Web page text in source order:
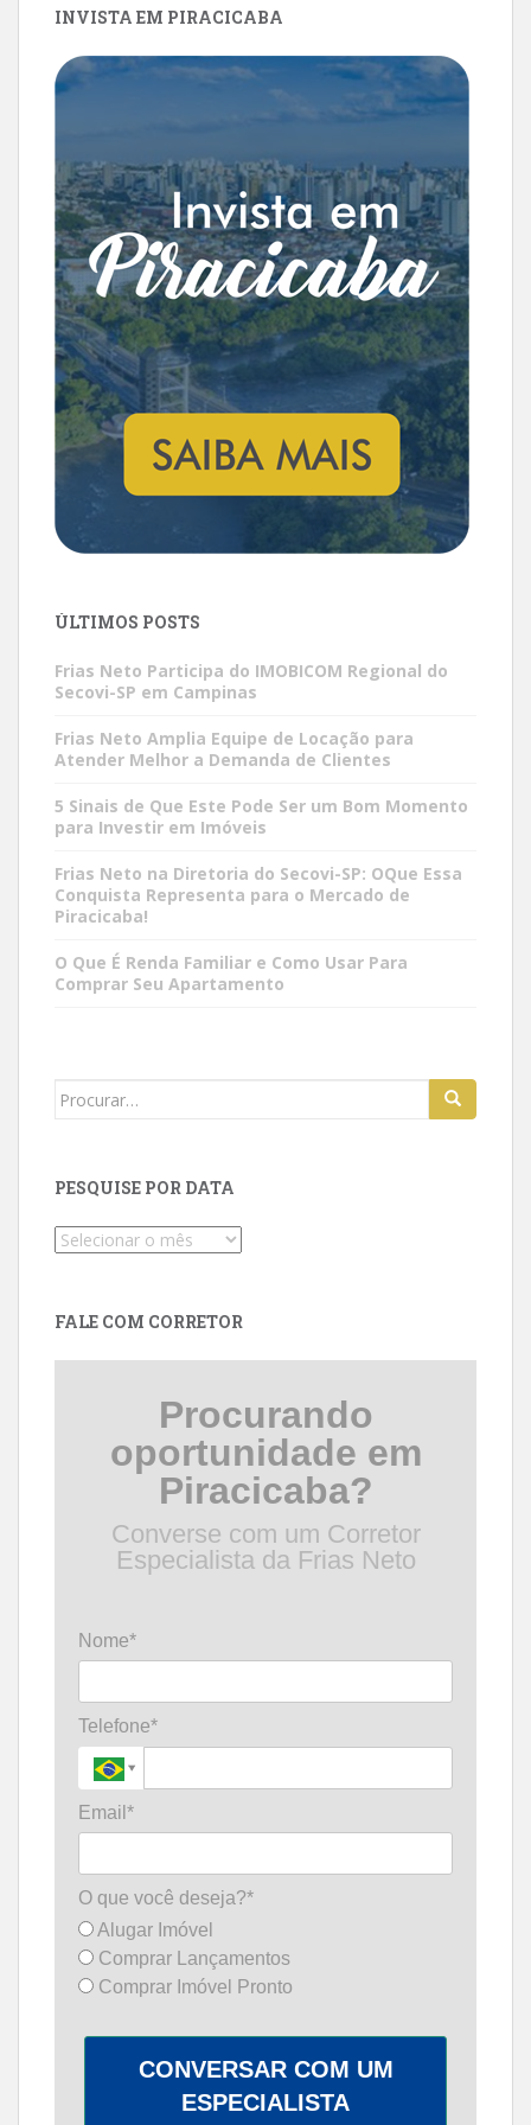
INVISTA EM PIRACICABA
ÚLTIMOS POSTS
Frias Neto Participa do IMOBICOM Regional do
Secovi-SP em Campinas
Frias Neto Amplia Equipe de Locação para
Atender Melhor a Demanda de Clientes
5 Sinais de Que Este Pode Ser um Bom Momento
para Investir em Imóveis
Frias Neto na Diretoria do Secovi-SP: OQue Essa
Conquista Representa para o Mercado de
Piracicaba!
O Que É Renda Familiar e Como Usar Para
Comprar Seu Apartamento
Search
PESQUISE POR DATA
Pesquise
FALE COM CORRETOR
Procurando
oportunidade em
Piracicaba?
Converse com um Corretor
Especialista da Frias Neto
Nome*
Telefone*
Email*
O que você deseja?*
Alugar Imóvel
Comprar Lançamentos
Comprar Imóvel Pronto
CONVERSAR COM UM
ESPECIALISTA